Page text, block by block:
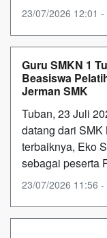
23/07/2026 12:01
Guru SMKN 1
Beasiswa
Jerman SMK
Tuban, 23 Juli
datang dari SMK
terbaiknya, Eko
sebagai peserta
23/07/2026 11:56